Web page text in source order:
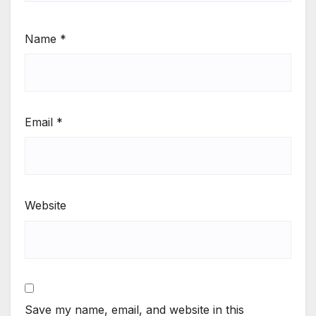
Name *
Email *
Website
Save my name, email, and website in this